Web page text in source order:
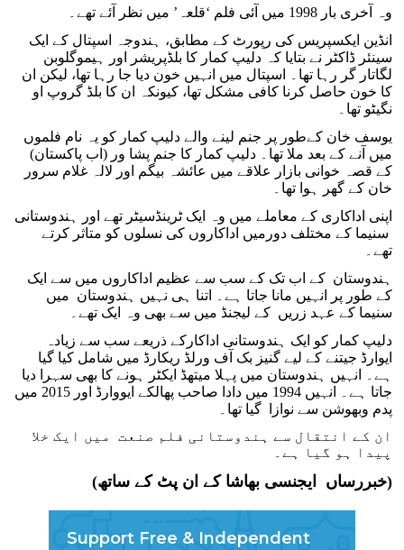
وہ آخری بار 1998 میں آئی فلم ‘قلعہ’ میں نظر آئے تھے۔
انڈین ایکسپریس کی رپورٹ کے مطابق، ہندوجہ اسپتال کے ایک
سینئر ڈاکٹر نے بتایا کہ دلیپ کمار کا بلڈپریشر اور ہیموگلوبن
لگاتار گر رہا تھا۔ اسپتال میں انہیں خون دیا جا رہا تھا، لیکن ان
کا خون حاصل کرنا کافی مشکل تھا، کیونکہ ان کا بلڈ گروپ او
نگیٹو تھا۔
یوسف خان کےطور پر جنم لینے والے دلیپ کمار کو یہ نام فلموں
میں آنے کے بعد ملا تھا۔ دلیپ کمار کا جنم پشا ور (اب پاکستان)
کے قصہ خوانی بازار علاقے میں عائشہ بیگم اور لالہ غلام سرور
خان کے گھر ہوا تھا۔
اپنی اداکاری کے معاملے میں وہ ایک ٹرینڈسیٹر تھے اور ہندوستانی
سنیما کے مختلف دورمیں اداکاروں کی نسلوں کو متاثر کرتے
تھے۔
ہندوستان کے اب تک کے سب سے عظیم اداکاروں میں سے ایک
کے طور پر انہیں مانا جاتا ہے۔ اتنا ہی نہیں ہندوستان میں
سنیما کے عہد زریں کے لیجنڈ میں سے بھی وہ ایک تھے۔
دلیپ کمار کو ایک ہندوستانی اداکارکے ذریعے سب سے زیادہ
ایوارڈ جیتنے کے لیے گنیز بک آف ورلڈ ریکارڈ میں شامل کیا گیا
ہے۔ انہیں ہندوستان میں پہلا میتھڈ ایکٹر ہونے کا بھی سہرا دیا
جاتا ہے۔ انہیں 1994 میں دادا صاحب پھالکے ایووارڈ اور 2015 میں
پدم وبھوشن سے نوازا گیا تھا۔
ان کے انتقال سے ہندوستانی فلم صنعت میں ایک خلا
پیدا ہو گیا ہے۔
(خبررساں ایجنسی بھاشا کے ان پٹ کے ساتھ)
Support Free & Independent